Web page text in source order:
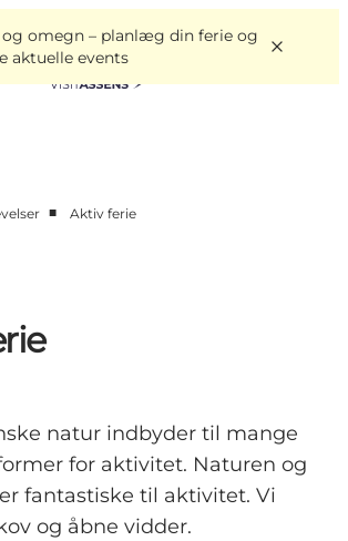
og omegn – planlæg din ferie og
aktuelle events
■ Aktiv ferie
natur indbyder til mange
for aktivitet. Naturen og
fantastiske til aktivitet. Vi
og åbne vidder.